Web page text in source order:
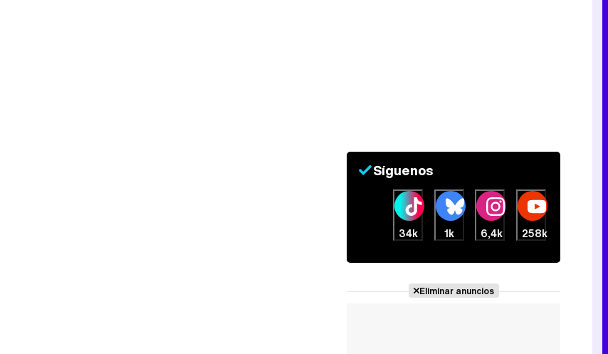
Síguenos
34k 1k 6,4k 258k
Eliminar anuncios